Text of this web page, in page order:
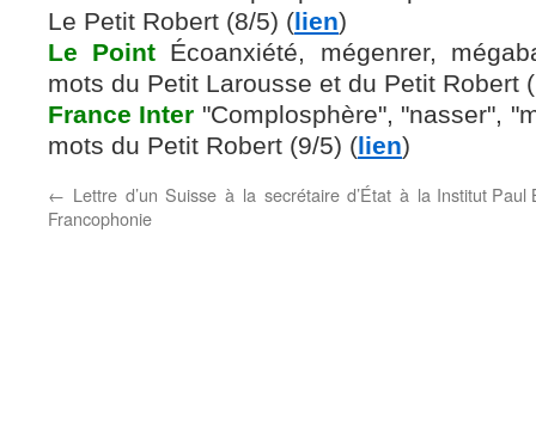
Le Petit Robert (8/5) (lien)
Le Point Écoanxiété, mégenrer,
mots du Petit Larousse et du Petit Robert
France Inter "Complosphère", "nasser",
mots du Petit Robert (9/5) (lien)
← Lettre d’un Suisse à la secrétaire d’État à la
Francophonie
Institut Paul